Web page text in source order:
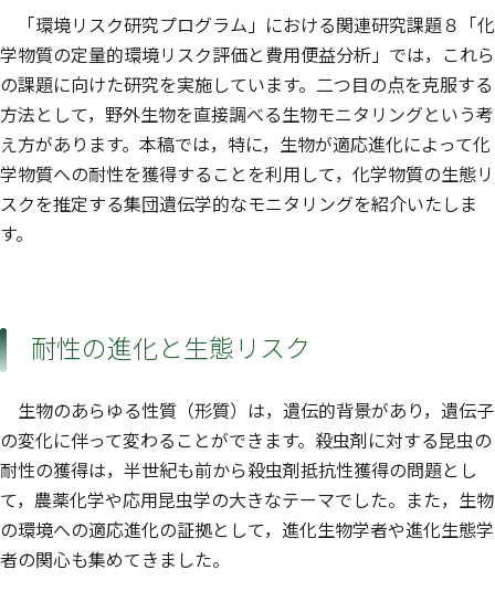
「環境リスク研究プログラム」における関連研究課題８「化
学物質の定量的環境リスク評価と費用便益分析」では，これら
の課題に向けた研究を実施しています。二つ目の点を克服する
方法として，野外生物を直接調べる生物モニタリングという考
え方があります。本稿では，特に，生物が適応進化によって化
学物質への耐性を獲得することを利用して，化学物質の生態リ
スクを推定する集団遺伝学的なモニタリングを紹介いたしま
す。
耐性の進化と生態リスク
生物のあらゆる性質（形質）は，遺伝的背景があり，遺伝子
の変化に伴って変わることができます。殺虫剤に対する昆虫の
耐性の獲得は，半世紀も前から殺虫剤抵抗性獲得の問題とし
て，農薬化学や応用昆虫学の大きなテーマでした。また，生物
の環境への適応進化の証拠として，進化生物学者や進化生態学
者の関心も集めてきました。